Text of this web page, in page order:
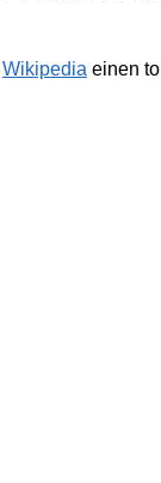
Wikipedia einen